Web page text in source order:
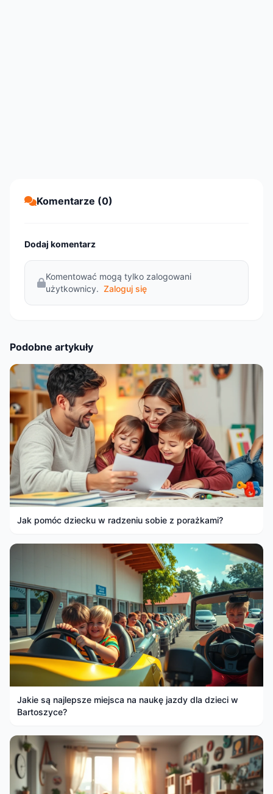
Komentarze (0)
Dodaj komentarz
Komentować mogą tylko zalogowani
użytkownicy. Zaloguj się
Podobne artykuły
Jak pomóc dziecku w radzeniu sobie z porażkami?
Jakie są najlepsze miejsca na naukę jazdy dla dzieci w
Bartoszyce?